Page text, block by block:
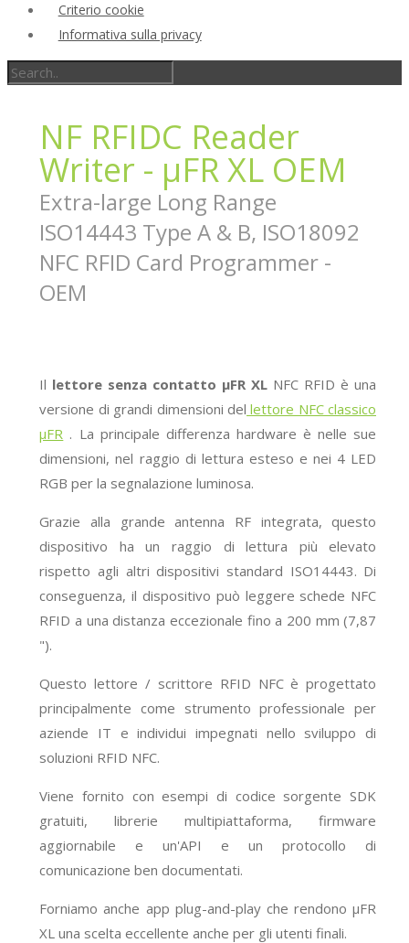
Criterio cookie
Informativa sulla privacy
NF RFIDC Reader
Writer - µFR XL OEM
Extra-large Long Range
ISO14443 Type A & B, ISO18092
NFC RFID Card Programmer -
OEM
Il lettore senza contatto μFR XL NFC RFID è una
versione di grandi dimensioni del lettore NFC classico
μFR . La principale differenza hardware è nelle sue
dimensioni, nel raggio di lettura esteso e nei 4 LED
RGB per la segnalazione luminosa.
Grazie alla grande antenna RF integrata, questo
dispositivo ha un raggio di lettura più elevato
rispetto agli altri dispositivi standard ISO14443. Di
conseguenza, il dispositivo può leggere schede NFC
RFID a una distanza eccezionale fino a 200 mm (7,87
").
Questo lettore / scrittore RFID NFC è progettato
principalmente come strumento professionale per
aziende IT e individui impegnati nello sviluppo di
soluzioni RFID NFC.
Viene fornito con esempi di codice sorgente SDK
gratuiti, librerie multipiattaforma, firmware
aggiornabile e un'API e un protocollo di
comunicazione ben documentati.
Forniamo anche app plug-and-play che rendono μFR
XL una scelta eccellente anche per gli utenti finali.